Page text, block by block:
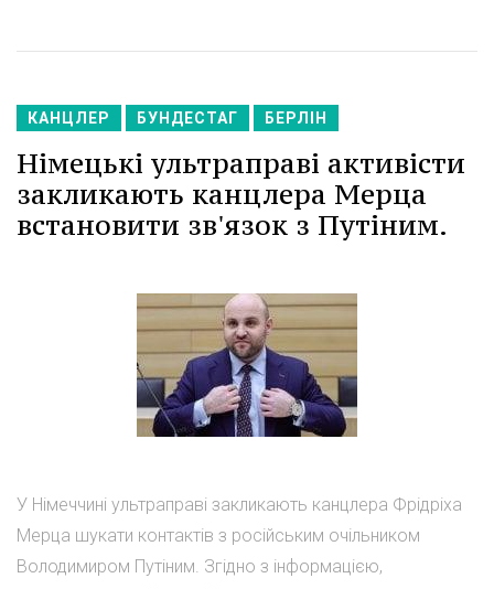
КАНЦЛЕР БУНДЕСТАГ БЕРЛІН
Німецькі ультраправі активісти
закликають канцлера Мерца
встановити зв'язок з Путіним.
У Німеччині ультраправі закликають канцлера Фрідріха
Мерца шукати контактів з російським очільником
Володимиром Путіним. Згідно з інформацією,